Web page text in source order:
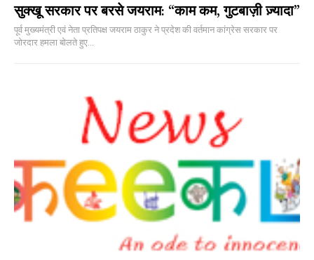
सुक्खू सरकार पर बरसे जयराम: “काम कम, गुटबाज़ी ज़्यादा”
पूर्व मुख्यमंत्री एवं नेता प्रतिपक्ष जयराम ठाकुर ने प्रदेश की वर्तमान कांग्रेस सरकार पर
जोरदार हमला बोलते हुए...